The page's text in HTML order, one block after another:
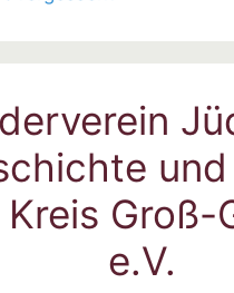
Kreis Groß-
e.V.